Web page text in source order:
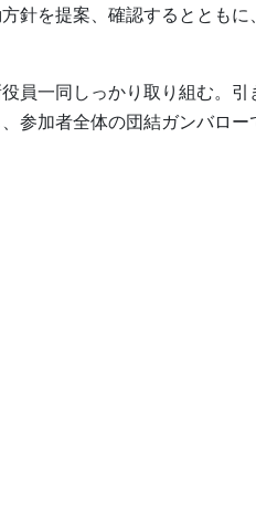
針を提案、確認するとともに
員一同しっかり取り組む。引
参加者全体の団結ガンバロー